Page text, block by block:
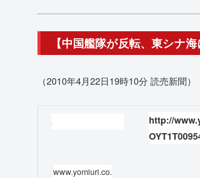
【中国艦隊が反転、東シナ
（2010年4月22日19時10分 読売新聞）
http://
www.yomiuri.co.